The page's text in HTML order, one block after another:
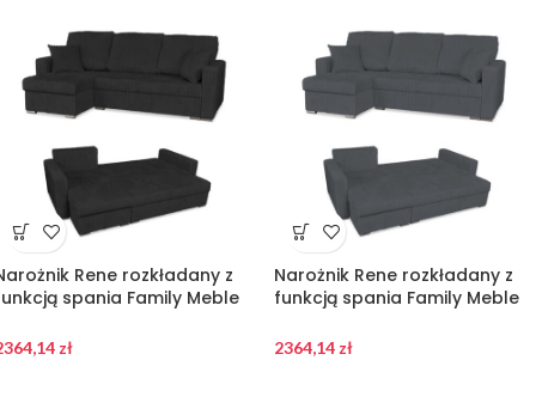
Rene rozkładany z
spania Family Meble
zł
Narożnik Rene rozkładany z
funkcją spania Family Meble
2364,14 zł